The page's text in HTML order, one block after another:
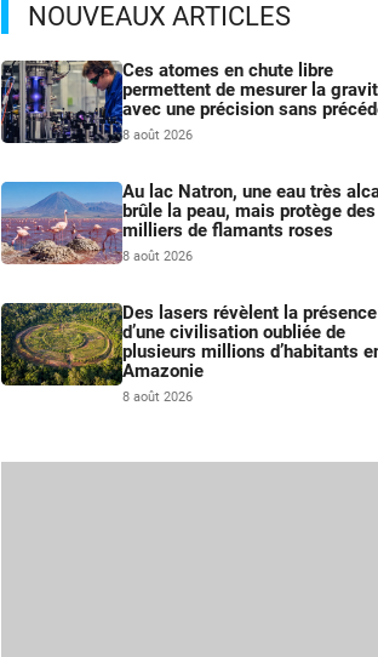
NOUVEAUX ARTICLES
Ces atomes en chute libre
permettent de mesurer la
avec une précision sans
8 août 2026
Au lac Natron, une eau très
brûle la peau, mais protège des
milliers de flamants roses
8 août 2026
Des lasers révèlent la présence
d’une civilisation oubliée de
plusieurs millions d’habitants
Amazonie
8 août 2026